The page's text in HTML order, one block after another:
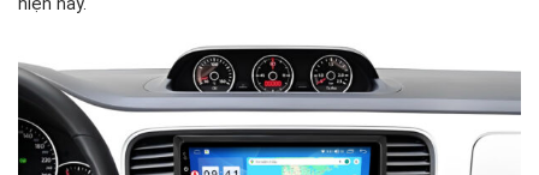
hiện nay.